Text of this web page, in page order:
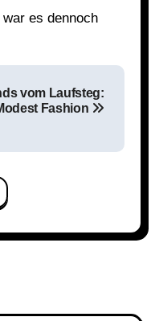
es dennoch
vom Laufsteg:
Fashion